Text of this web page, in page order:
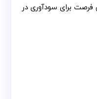
فرصت برای سودآوری در